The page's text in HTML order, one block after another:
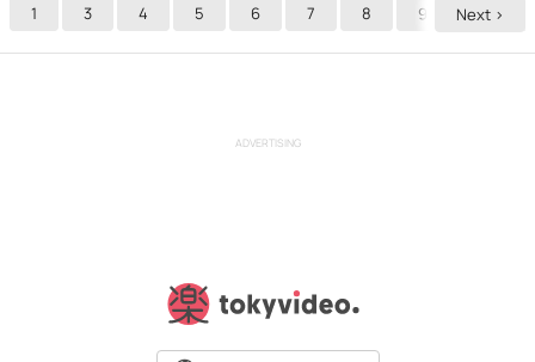
1 3 4 5 6 7 8 9 10
Next >
ADVERTISING